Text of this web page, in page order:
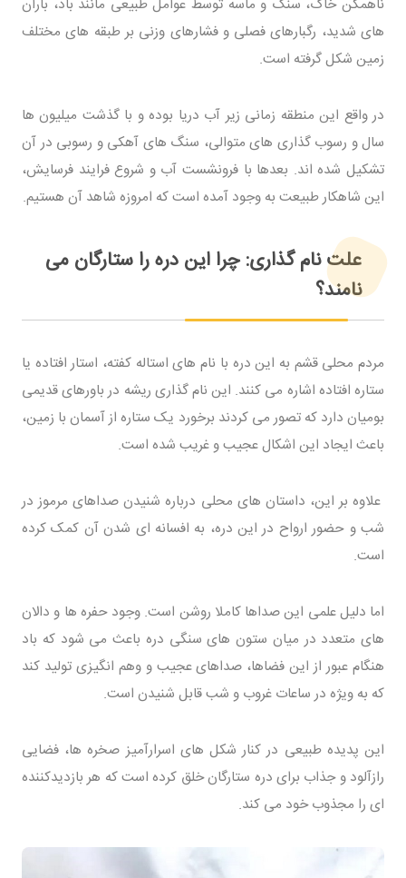
ناهمگن خاک، سنگ و ماسه توسط عوامل طبیعی مانند باد، باران
های شدید، رگبارهای فصلی و فشارهای وزنی بر طبقه های مختلف
زمین شکل گرفته است.
در واقع این منطقه زمانی زیر آب دریا بوده و با گذشت میلیون ها
سال و رسوب گذاری های متوالی، سنگ های آهکی و رسوبی در آن
تشکیل شده اند. بعدها با فرونشست آب و شروع فرایند فرسایش،
این شاهکار طبیعت به وجود آمده است که امروزه شاهد آن هستیم.
علت نام گذاری: چرا این دره را ستارگان می
نامند؟
مردم محلی قشم به این دره با نام های استاله کفته، استار افتاده یا
ستاره افتاده اشاره می کنند. این نام گذاری ریشه در باورهای قدیمی
بومیان دارد که تصور می کردند برخورد یک ستاره از آسمان با زمین،
باعث ایجاد این اشکال عجیب و غریب شده است.
علاوه بر این، داستان های محلی درباره شنیدن صداهای مرموز در
شب و حضور ارواح در این دره، به افسانه ای شدن آن کمک کرده
است.
اما دلیل علمی این صداها کاملا روشن است. وجود حفره ها و دالان
های متعدد در میان ستون های سنگی دره باعث می شود که باد
هنگام عبور از این فضاها، صداهای عجیب و وهم انگیزی تولید کند
که به ویژه در ساعات غروب و شب قابل شنیدن است.
این پدیده طبیعی در کنار شکل های اسرارآمیز صخره ها، فضایی
رازآلود و جذاب برای دره ستارگان خلق کرده است که هر بازدیدکننده
ای را مجذوب خود می کند.